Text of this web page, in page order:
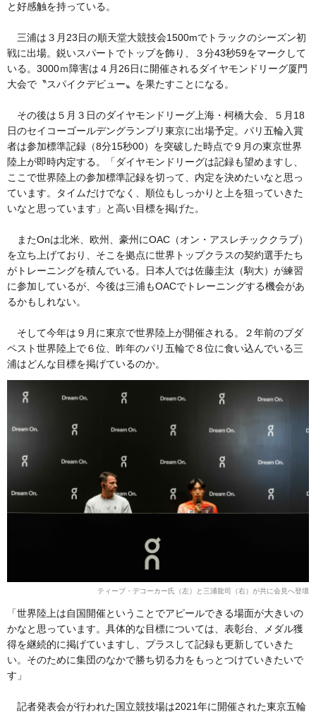
と好感触を持っている。
三浦は３月23日の順天堂大競技会1500mでトラックのシーズン初
戦に出場。鋭いスパートでトップを飾り、３分43秒59をマークして
いる。3000ｍ障害は４月26日に開催されるダイヤモンドリーグ厦門
大会で〝スパイクデビュー〟を果たすことになる。
その後は５月３日のダイヤモンドリーグ上海・柯橋大会、５月18
日のセイコーゴールデングランプリ東京に出場予定。パリ五輪入賞
者は参加標準記録（8分15秒00）を突破した時点で９月の東京世界
陸上が即時内定する。「ダイヤモンドリーグは記録も望めますし、
ここで世界陸上の参加標準記録を切って、内定を決めたいなと思っ
ています。タイムだけでなく、順位もしっかりと上を狙っていきた
いなと思っています」と高い目標を掲げた。
またOnは北米、欧州、豪州にOAC（オン・アスレチッククラブ）
を立ち上げており、そこを拠点に世界トップクラスの契約選手たち
がトレーニングを積んでいる。日本人では佐藤圭汰（駒大）が練習
に参加しているが、今後は三浦もOACでトレーニングする機会があ
るかもしれない。
そして今年は９月に東京で世界陸上が開催される。２年前のブダ
ペスト世界陸上で６位、昨年のパリ五輪で８位に食い込んでいる三
浦はどんな目標を掲げているのか。
ティーブ・デコーカー氏（左）と三浦龍司（右）が共に会見へ登壇
「世界陸上は自国開催ということでアピールできる場面が大きいの
かなと思っています。具体的な目標については、表彰台、メダル獲
得を継続的に掲げていますし、プラスして記録も更新していきた
い。そのために集団のなかで勝ち切る力をもっとつけていきたいで
す」
記者発表会が行われた国立競技場は2021年に開催された東京五輪